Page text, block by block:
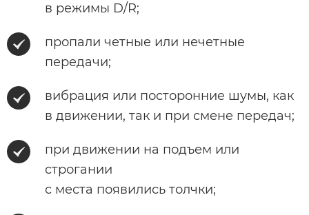
в режимы D/R;
пропали четные или нечетные
передачи;
вибрация или посторонние шумы, как
в движении, так и при смене передач;
при движении на подъем или
строгании
с места появились толчки;